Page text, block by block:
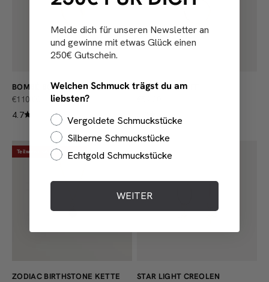
BOMBÉ BOLD RING
ANGEBOT
€110,00
4.7
BASIC EAR CUFF
Teilweise sofort lieferbar
ZODIAC BIRTHSTONE KETTE
STAR LIGHT CREOLEN
Melde dich für unseren Newsletter an
und gewinne mit etwas Glück einen
250€ Gutschein.
Welchen Schmuck trägst du am
liebsten?
Vergoldete Schmuckstücke
Silberne Schmuckstücke
Echtgold Schmuckstücke
WEITER